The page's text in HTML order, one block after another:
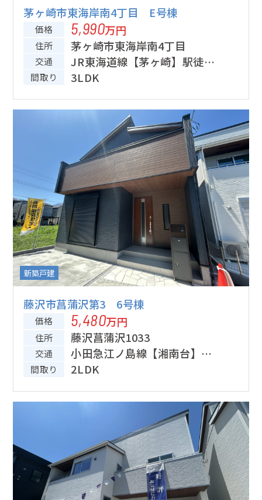
茅ヶ崎市東海岸南4丁目 E号棟
価格 5,990万円
住所 茅ヶ崎市東海岸南4丁目
交通
JR東海道線【茅ヶ崎】駅徒歩
21分
間取り 3LDK
新築戸建
藤沢市菖蒲沢第3 6号棟
価格 5,480万円
住所 藤沢菖蒲沢1033
交通
小田急江ノ島線【湘南台】
駅 バス5分「南大山」停歩7
間取り 2LDK